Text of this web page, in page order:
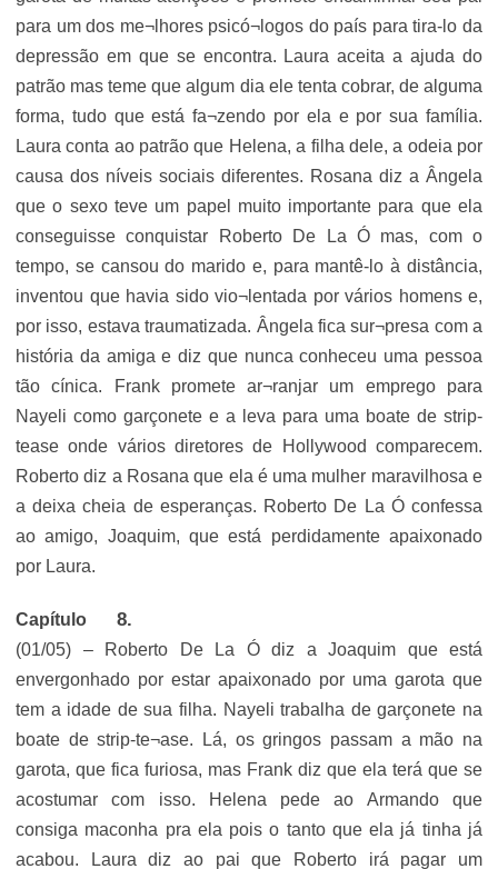
para um dos me¬lhores psicó¬logos do país para tira-lo da
depressão em que se encontra. Laura aceita a ajuda do
patrão mas teme que algum dia ele tenta cobrar, de alguma
forma, tudo que está fa¬zendo por ela e por sua família.
Laura conta ao patrão que Helena, a filha dele, a odeia por
causa dos níveis sociais diferentes. Rosana diz a Ângela
que o sexo teve um papel muito importante para que ela
conseguisse conquistar Roberto De La Ó mas, com o
tempo, se cansou do marido e, para mantê-lo à distância,
inventou que havia sido vio¬lentada por vários homens e,
por isso, estava traumatizada. Ângela fica sur¬presa com a
história da amiga e diz que nunca conheceu uma pessoa
tão cínica. Frank promete ar¬ranjar um emprego para
Nayeli como garçonete e a leva para uma boate de strip-
tease onde vários diretores de Hollywood comparecem.
Roberto diz a Rosana que ela é uma mulher maravilhosa e
a deixa cheia de esperanças. Roberto De La Ó confessa
ao amigo, Joaquim, que está perdidamente apaixonado
por Laura.
Capítulo
(01/05) – Roberto De La Ó diz a Joaquim que está
envergonhado por estar apaixonado por uma garota que
tem a idade de sua filha. Nayeli trabalha de garçonete na
boate de strip-te¬ase. Lá, os gringos passam a mão na
garota, que fica furiosa, mas Frank diz que ela terá que se
acostumar com isso. Helena pede ao Armando que
consiga maconha pra ela pois o tanto que ela já tinha já
acabou. Laura diz ao pai que Roberto irá pagar um